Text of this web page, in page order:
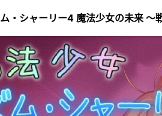
・シャーリー4 魔法少女の未来